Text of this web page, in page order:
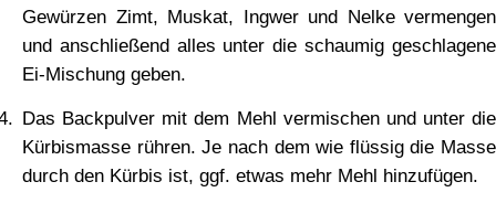
Gewürzen Zimt, Muskat, Ingwer und Nelke vermengen
und anschließend alles unter die schaumig geschlagene
Ei-Mischung geben.
Das Backpulver mit dem Mehl vermischen und unter die
Kürbismasse rühren. Je nach dem wie flüssig die Masse
durch den Kürbis ist, ggf. etwas mehr Mehl hinzufügen.